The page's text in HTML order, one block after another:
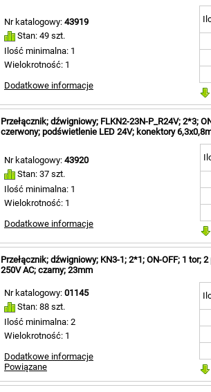
Nr katalogowy: 43919
Stan: 49 szt.
Ilość minimalna: 1
Wielokrotność: 1
Dodatkowe informacje
Przełącznik; dźwigniowy; FLKN2-23N-P_R24V; 2*3;
czerwony; podświetlenie LED 24V; konektory
Nr katalogowy: 43920
Stan: 37 szt.
Ilość minimalna: 1
Wielokrotność: 1
Dodatkowe informacje
Przełącznik; dźwigniowy; KN3-1; 2*1; ON-OFF; 1 tor;
250V AC; czarny; 23mm
Nr katalogowy: 01145
Stan: 88 szt.
Ilość minimalna: 2
Wielokrotność: 1
Dodatkowe informacje
Powiązane